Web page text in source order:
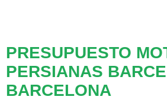
PRESUPUESTO
PERSIANAS
BARCELONA